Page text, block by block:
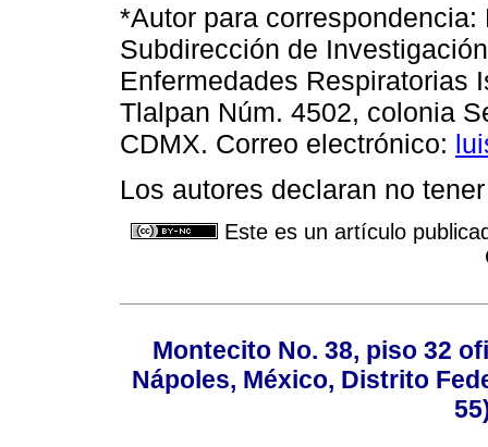
*Autor para correspondencia:
Subdirección de
Enfermedades Respiratorias
Tlalpan Núm. 4502, colonia
CDMX. Correo electrónico:
Los autores declaran no
Este es un artículo
Montecito No. 38, piso 32
Nápoles, México, Distrito